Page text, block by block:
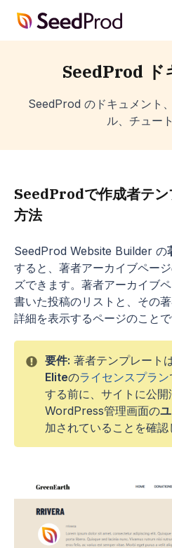
SeedProd
SeedProd ド
SeedProd のドキュメント
ル、チュー
SeedProdで作成者テン
方法
SeedProd Website Builder の
すると、著者アーカイブペー
ズできます。著者アーカイブ
書いた投稿のリストと、その
詳細を表示するページのことで
要件: 著者テンプレートは
Eliteのライセンスプラン
する前に、サイトに公開
WordPress管理画面の
加されていることを確認